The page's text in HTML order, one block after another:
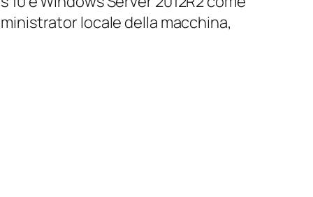
locale della macchina,